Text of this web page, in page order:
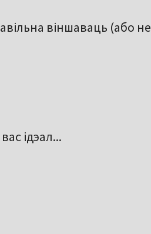
віншаваць (або не
ідэал...